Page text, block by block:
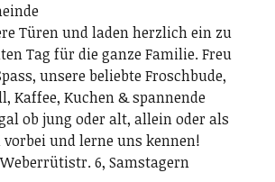
Türen und laden herzlich ein zu
Tag für die ganze Familie. Freu
unsere beliebte Froschbude,
Kaffee, Kuchen & spannende
ob jung oder alt, allein oder als
und lerne uns kennen!
Weberrütistr. 6, Samstagern